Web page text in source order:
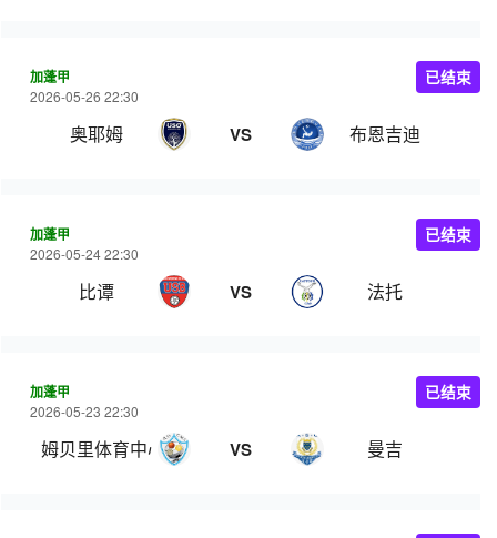
加蓬甲
2026-05-26 22:30
奥耶姆 VS 布恩吉迪
已结束
加蓬甲
2026-05-24 22:30
比谭 VS 法托
已结束
加蓬甲
2026-05-23 22:30
姆贝里体育中心 VS 曼吉
已结束